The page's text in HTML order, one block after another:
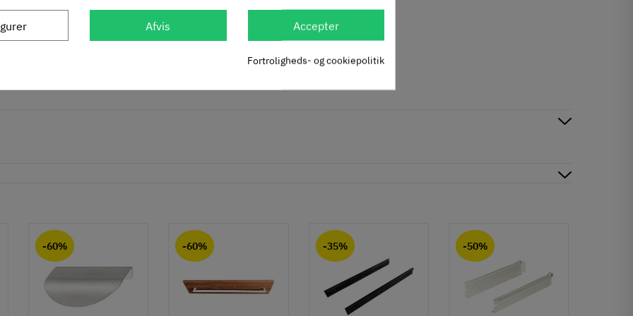
i beskrivelse)
-60% -60% -35% -50%
Afvis Accepter
Fortroligheds- og cookiepolitik